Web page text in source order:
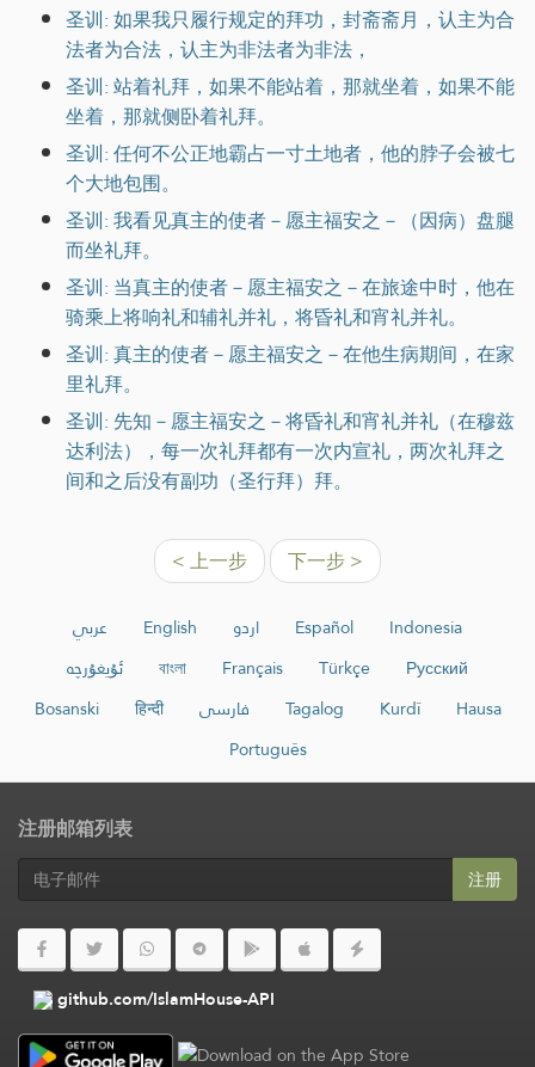
圣训: 如果我只履行规定的拜功，封斋斋月，认主为合
法者为合法，认主为非法者为非法，
圣训: 站着礼拜，如果不能站着，那就坐着，如果不能
坐着，那就侧卧着礼拜。
圣训: 任何不公正地霸占一寸土地者，他的脖子会被七
个大地包围。
圣训: 我看见真主的使者－愿主福安之－（因病）盘腿
而坐礼拜。
圣训: 当真主的使者－愿主福安之－在旅途中时，他在
骑乘上将响礼和辅礼并礼，将昏礼和宵礼并礼。
圣训: 真主的使者－愿主福安之－在他生病期间，在家
里礼拜。
圣训: 先知－愿主福安之－将昏礼和宵礼并礼（在穆兹
达利法），每一次礼拜都有一次内宣礼，两次礼拜之
间和之后没有副功（圣行拜）拜。
< 上一步 下一步 >
عربي English اردو Español
Indonesia
ئۇيغۇرچە
বাংলা Français Türkçe
Русский
Bosanski
हिन्दी فارسی Tagalog Kurdî
Hausa
Português
注册邮箱列表
注册
github.com/IslamHouse-API